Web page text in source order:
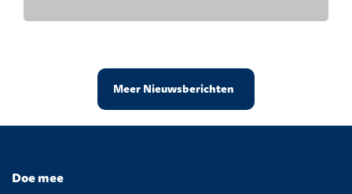
Meer Nieuwsberichten
Doe mee